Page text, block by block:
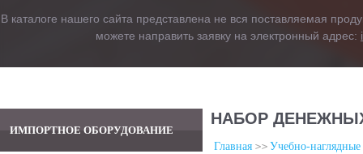
В каталоге нашего сайта представлена не вся поставляемая
можете направить заявку на электронный адрес:
ИМПОРТНОЕ ОБОРУДОВАНИЕ
НАБОР
Главная
Учебно-